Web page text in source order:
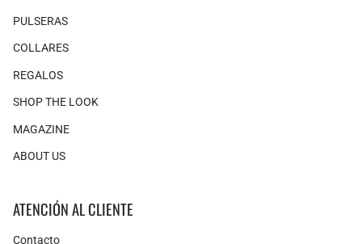
PULSERAS
COLLARES
REGALOS
SHOP THE LOOK
MAGAZINE
ABOUT US
ATENCIÓN AL CLIENTE
Contacto